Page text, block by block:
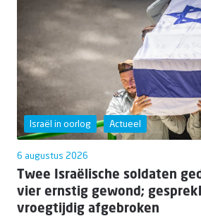
Israël in oorlog Actueel
6 augustus 2026
Twee Israëlische soldaten
vier ernstig gewond;
vroegtijdig afgebroken